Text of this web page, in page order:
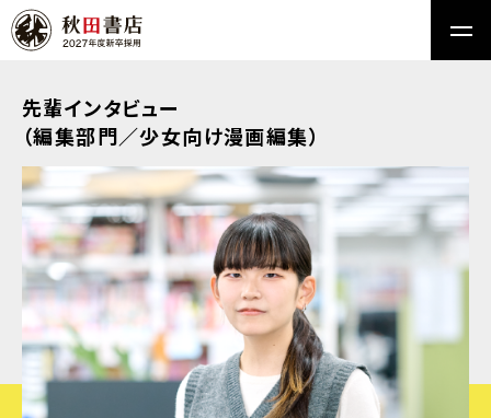
先輩インタビュー
（編集部門／少女向け漫画編集）